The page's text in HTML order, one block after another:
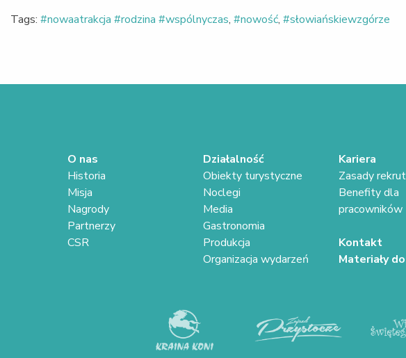
Tags: #nowaatrakcja #rodzina #wspólnyczas, #nowość, #słowiańskiewzgórze
O nas
Historia
Misja
Nagrody
Partnerzy
CSR
Działalność
Obiekty turystyczne
Noclegi
Media
Gastronomia
Produkcja
Organizacja wydarzeń
Kariera
Zasady
Benefity dla
pracowników
Kontakt
Materiały